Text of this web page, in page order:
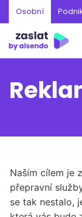
Osobní
Naším cílem je
přepravní
se tak nestalo,